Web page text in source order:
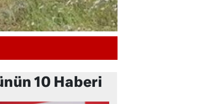
10 Haberi